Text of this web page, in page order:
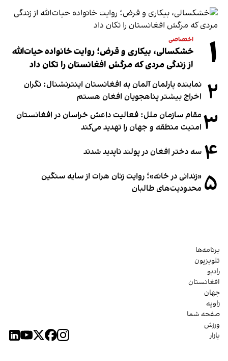
۱ اختصاصی
خشکسالی، بیکاری و قرض؛ روایت خانواده حیات‌الله
از زندگی مردی که مرگش افغانستان را تکان داد
۲ نماینده پارلمان آلمان به افغانستان اینترنشنال: نگران
اخراج بیشتر پناهجویان افغان هستم
۳ مقام سازمان ملل: فعالیت داعش خراسان در افغانستان
امنیت منطقه و جهان را تهدید می‌کند
۴ سه دختر افغان در پولند ناپدید شدند
۵ «زندانی در خانه»؛ روایت زنان هرات از سایه سنگین
محدودیت‌های طالبان
برنامه‌ها
تلویزیون
رادیو
افغانستان
جهان
زاویه
صفحه شما
ورزش
بازار